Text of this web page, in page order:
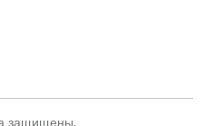
защищены.